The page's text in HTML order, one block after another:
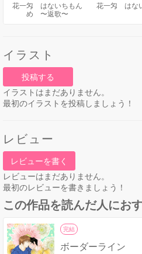
花一匁 はないちもん
め 〜返歌〜
花一匁 はな
イラスト
投稿する
イラストはまだありません。
最初のイラストを投稿しましょう！
レビュー
レビューを書く
レビューはまだありません。
最初のレビューを書きましょう！
この作品を読んだ人にお
完結
ボーダーライン